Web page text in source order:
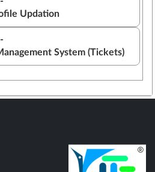
Updation
System (Tickets)